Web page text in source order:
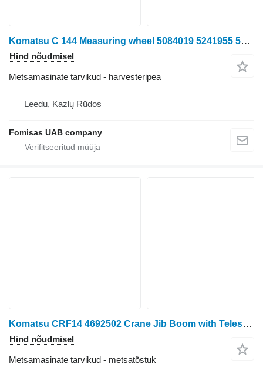
Komatsu C 144 Measuring wheel 5084019 5241955 5289909
Hind nõudmisel
Metsamasinate tarvikud - harvesteripea
Leedu, Kazlų Rūdos
Fomisas UAB company
Komatsu CRF14 4692502 Crane Jib Boom with Telescope
Hind nõudmisel
Metsamasinate tarvikud - metsatõstuk